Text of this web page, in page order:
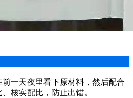
前一天夜里看下原材料，然后配合
核实配比，防止出错。